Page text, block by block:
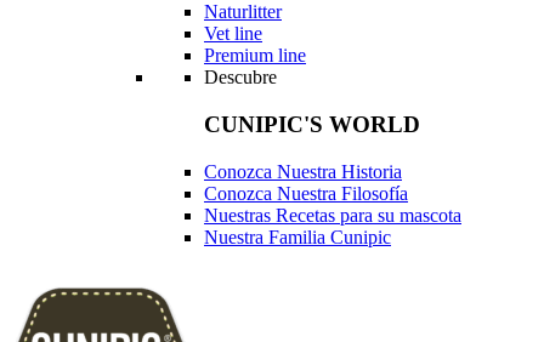
Naturlitter
Vet line
Premium line
Descubre
CUNIPIC'S WORLD
Conozca Nuestra Historia
Conozca Nuestra Filosofía
Nuestras Recetas para su mascota
Nuestra Familia Cunipic